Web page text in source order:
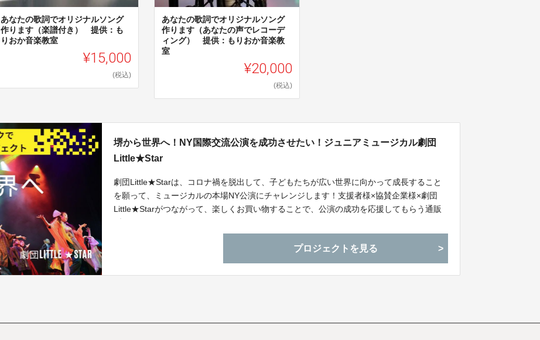
あなたの歌詞でオリジナルソング
作ります（楽譜付き） 提供：も
りおか音楽教室
¥15,000
(税込)
あなたの歌詞でオリジナルソング
作ります（あなたの声でレコーデ
ィング） 提供：もりおか音楽教
室
¥20,000
(税込)
堺から世界へ！NY国際交流公演を成功させたい！ジュニアミュージカル劇団
Little★Star
劇団Little★Starは、コロナ禍を脱出して、子どもたちが広い世界に向かって成長すること
を願って、ミュージカルの本場NY公演にチャレンジします！支援者様×協賛企業様×劇団
Little★Starがつながって、楽しくお買い物することで、公演の成功を応援してもらう通販
プロジェクトを見る